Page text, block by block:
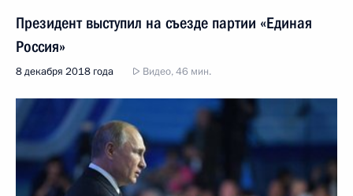
Президент выступил на съезде партии «Единая
Россия»
8 декабря 2018 года Видео, 46 мин.